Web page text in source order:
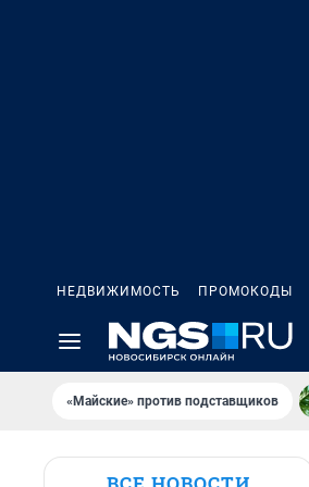
НЕДВИЖИМОСТЬ ПРОМОКОДЫ
«Майские» против подставщиков